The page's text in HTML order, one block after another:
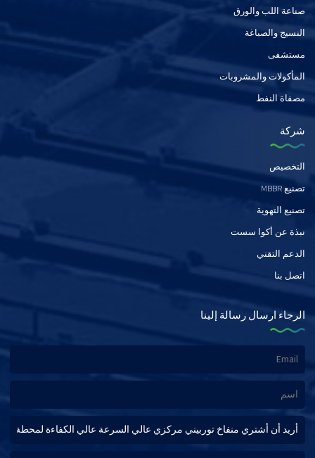
صناعة اللب والورق
النسيج والصباغة
مستشفى
المأكولات والمشروبات
مصفاة النفط
شركة
التخصيص
تصنيع MBBR
تصنيع التهوية
نبذة عن أكوا سست
الدعم التقني
اتصل بنا
الرجاء ارسال رسالة إلينا